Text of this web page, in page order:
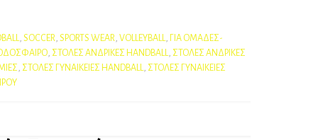
,SOCCER,SPORTS WEAR,VOLLEYBALL,
ΓΙΑ ΟΜΑΔΕΣ-
, ΣΤΟΛΕΣ ΑΝΔΡΙΚΕΣ HANDBALL, ΣΤΟΛΕΣ ΑΝΔΡΙΚΕΣ
, ΣΤΟΛΕΣ ΓΥΝΑΙΚΕΙΕΣ HANDBALL, ΣΤΟΛΕΣ ΓΥΝΑΙΚΕΙΕΣ